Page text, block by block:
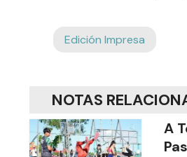
Edición Impresa
NOTAS
A